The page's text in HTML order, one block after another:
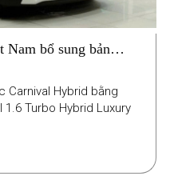
bổ sung bản
Carnival Hybrid bằng
Turbo Hybrid Luxury